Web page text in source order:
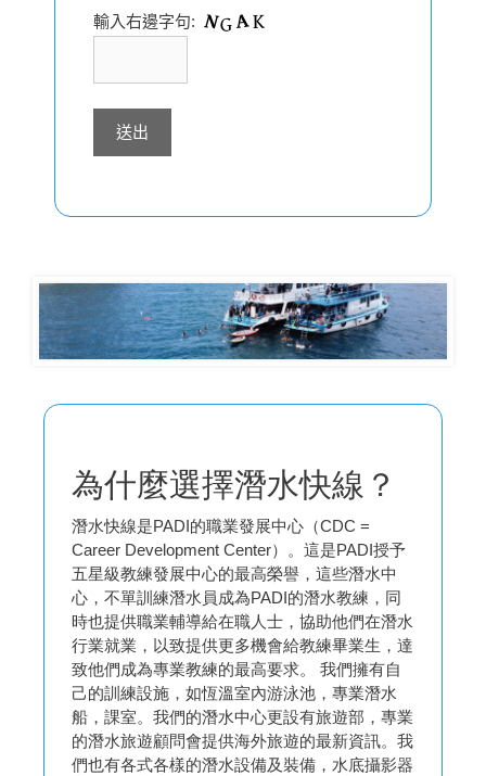
輸入右邊字句:
為什麼選擇潛水快線？
潛水快線是PADI的職業發展中心（CDC =
Career Development Center）。這是PADI授予
五星級教練發展中心的最高榮譽，這些潛水中
心，不單訓練潛水員成為PADI的潛水教練，同
時也提供職業輔導給在職人士，協助他們在潛水
行業就業，以致提供更多機會給教練畢業生，達
致他們成為專業教練的最高要求。 我們擁有自
己的訓練設施，如恆溫室內游泳池，專業潛水
船，課室。我們的潛水中心更設有旅遊部，專業
的潛水旅遊顧問會提供海外旅遊的最新資訊。我
們也有各式各樣的潛水設備及裝備，水底攝影器